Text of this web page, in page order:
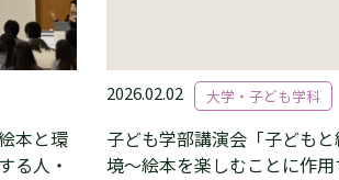
本と環
る人・
2026.02.02 大学・子ども学科
子ども学部講演会「子ども
境～絵本を楽しむことに作用